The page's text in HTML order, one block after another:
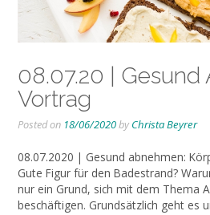
08.07.20 | Gesund
Vortrag
Posted on 18/06/2020by Christa Beyrer
08.07.2020 | Gesund abnehmen:
Gute Figur für den Badestrand?
nur ein Grund, sich mit dem Thema
beschäftigen. Grundsätzlich geht es